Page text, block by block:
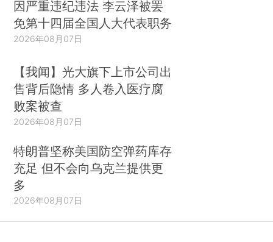
因严重违纪违法 李云泽被罢
免第十四届全国人大代表职务
2026年08月07日
【我闻】光大旗下上市公司出
售背后隐情 多人卷入医疗腐
败案被查
2026年08月07日
特朗普坚称美国防空弹药库存
充足 但不会向乌克兰提供更
多
2026年08月07日